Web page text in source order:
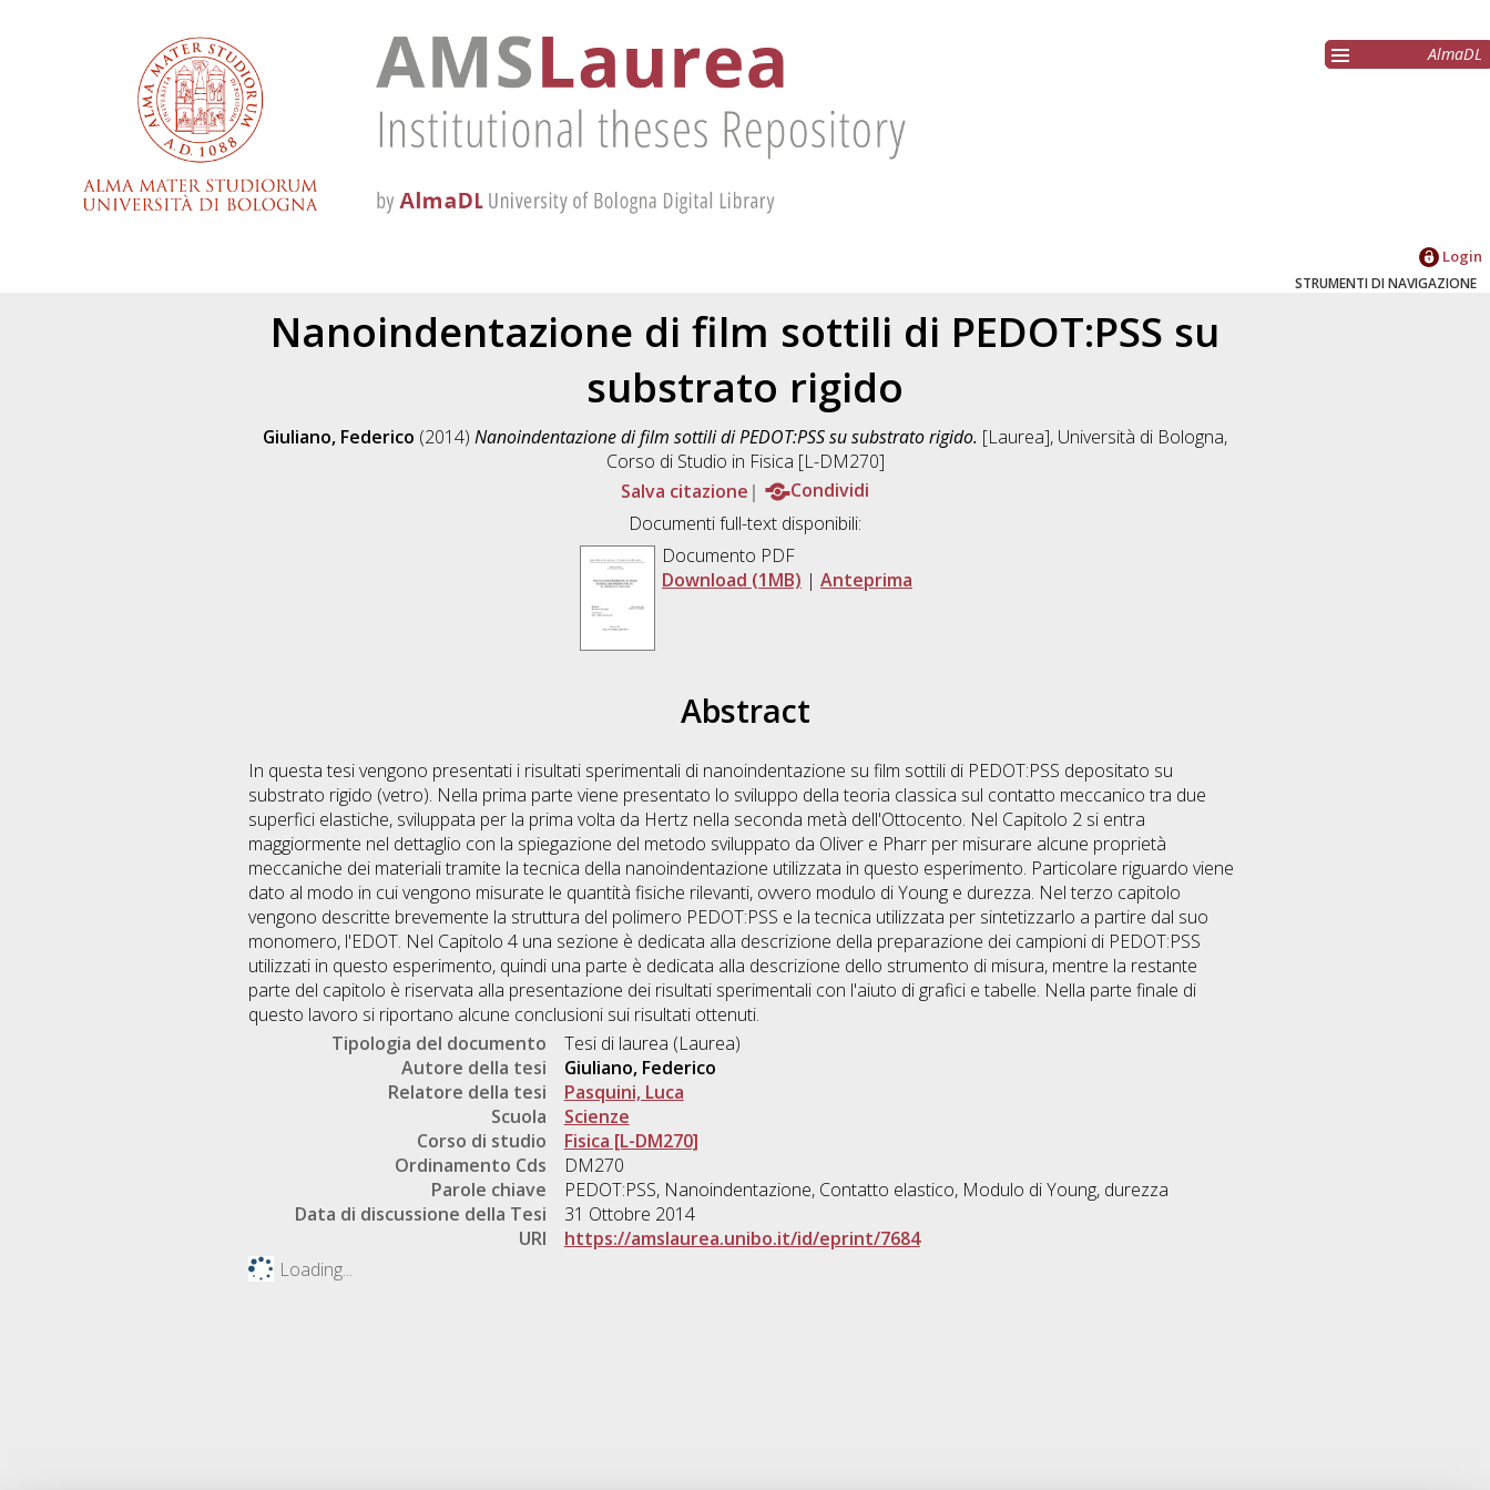
AlmaDL
Login
STRUMENTI DI NAVIGAZIONE
Nanoindentazione di film sottili di PEDOT:PSS su
substrato rigido
Giuliano, Federico (2014) Nanoindentazione di film sottili di PEDOT:PSS su substrato rigido. [Laurea], Università di Bologna,
Corso di Studio in Fisica [L-DM270]
Salva citazione
Condividi
Documenti full-text disponibili:
Documento PDF
Download (1MB) | Anteprima
Abstract
In questa tesi vengono presentati i risultati sperimentali di nanoindentazione su film sottili di PEDOT:PSS depositato su
substrato rigido (vetro). Nella prima parte viene presentato lo sviluppo della teoria classica sul contatto meccanico tra due
superfici elastiche, sviluppata per la prima volta da Hertz nella seconda metà dell'Ottocento. Nel Capitolo 2 si entra
maggiormente nel dettaglio con la spiegazione del metodo sviluppato da Oliver e Pharr per misurare alcune proprietà
meccaniche dei materiali tramite la tecnica della nanoindentazione utilizzata in questo esperimento. Particolare riguardo viene
dato al modo in cui vengono misurate le quantità fisiche rilevanti, ovvero modulo di Young e durezza. Nel terzo capitolo
vengono descritte brevemente la struttura del polimero PEDOT:PSS e la tecnica utilizzata per sintetizzarlo a partire dal suo
monomero, l'EDOT. Nel Capitolo 4 una sezione è dedicata alla descrizione della preparazione dei campioni di PEDOT:PSS
utilizzati in questo esperimento, quindi una parte è dedicata alla descrizione dello strumento di misura, mentre la restante
parte del capitolo è riservata alla presentazione dei risultati sperimentali con l'aiuto di grafici e tabelle. Nella parte finale di
questo lavoro si riportano alcune conclusioni sui risultati ottenuti.
Tipologia del documento
Tesi di laurea (Laurea)
Autore della tesi
Giuliano, Federico
Relatore della tesi
Pasquini, Luca
Scuola
Scienze
Corso di studio
Fisica [L-DM270]
Ordinamento Cds
DM270
Parole chiave
PEDOT:PSS, Nanoindentazione, Contatto elastico, Modulo di Young, durezza
Data di discussione della Tesi
31 Ottobre 2014
URI
https://amslaurea.unibo.it/id/eprint/7684
Loading...